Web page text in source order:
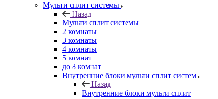
Мульти сплит системы
Назад
Мульти сплит системы
2 комнаты
3 комнаты
4 комнаты
5 комнат
до 8 комнат
Внутренние блоки мульти сплит систем
Назад
Внутренние блоки мульти сплит